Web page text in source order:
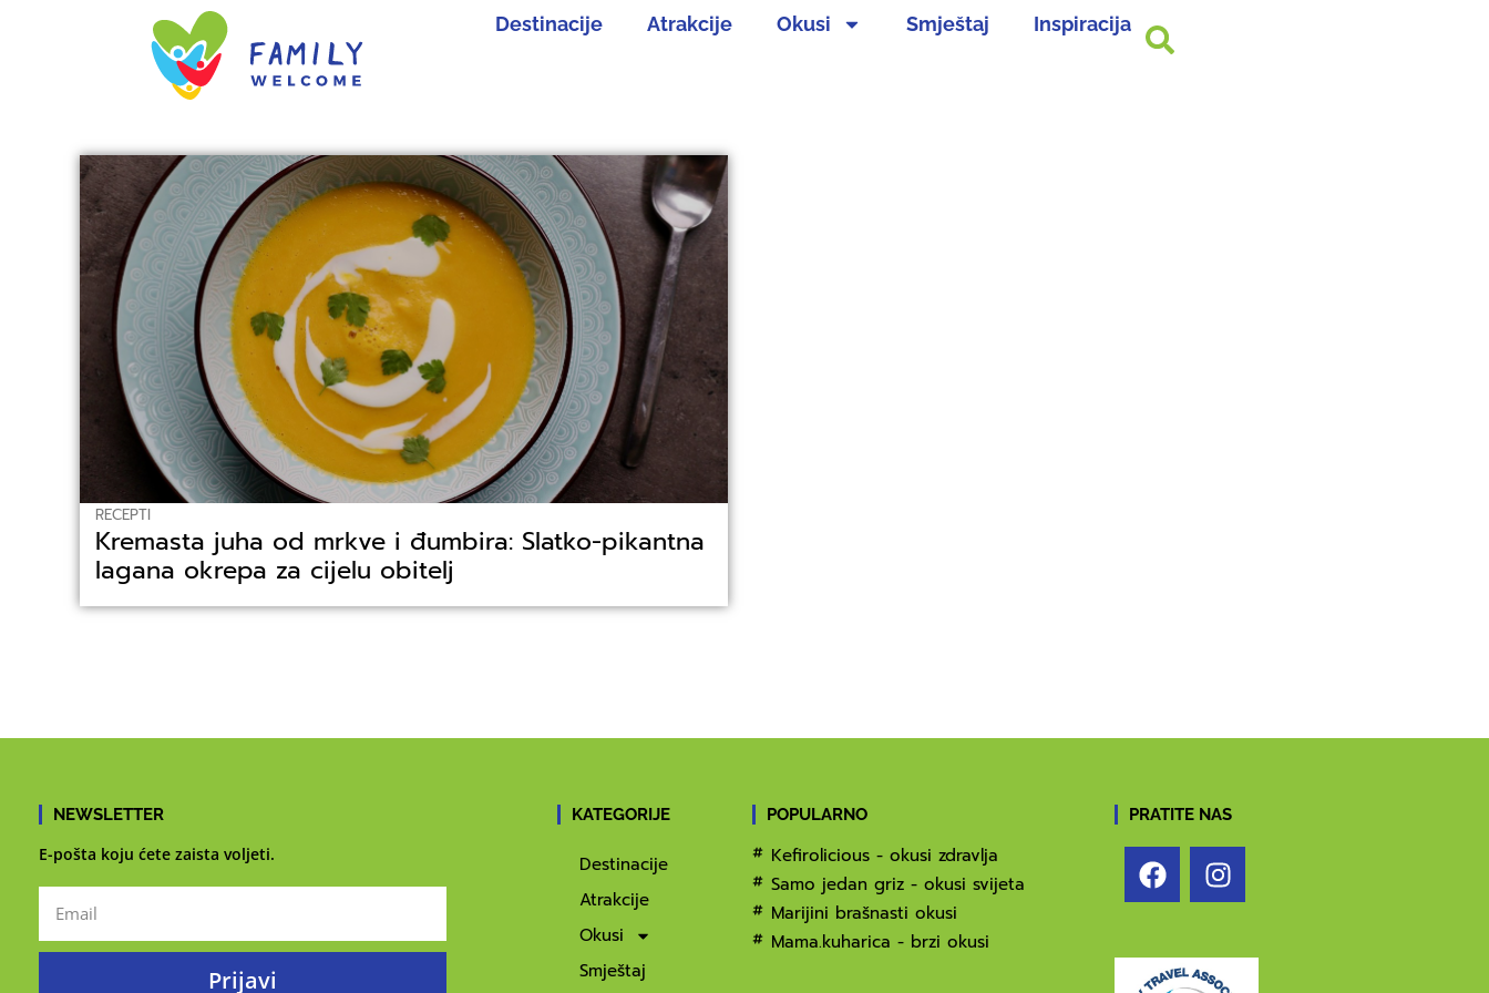
Destinacije Atrakcije Okusi Smještaj Inspiracija
RECEPTI
Kremasta juha od mrkve i đumbira: Slatko-pikantna
lagana okrepa za cijelu obitelj
NEWSLETTER
E-pošta koju ćete zaista voljeti.
Prijavi
KATEGORIJE
Destinacije
Atrakcije
Okusi
Smještaj
POPULARNO
Kefirolicious - okusi zdravlja
Samo jedan griz - okusi svijeta
Marijini brašnasti okusi
Mama.kuharica - brzi okusi
PRATITE NAS